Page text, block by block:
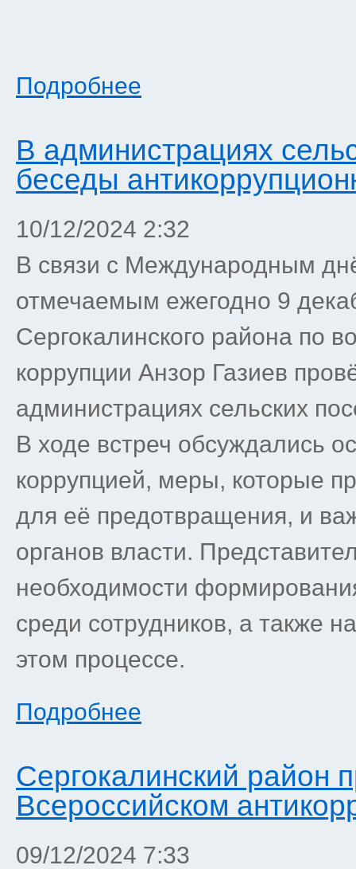
Подробнее
В администрациях
беседы
10/12/2024 2:32
В связи с Международным
отмечаемым ежегодно 9
Сергокалинского района по
коррупции Анзор Газиев
администрациях сельских
В ходе встреч обсуждались
коррупцией, меры, которые
для её предотвращения, и
органов власти.
необходимости
среди сотрудников, а также
этом процессе.
Подробнее
Сергокалинский район
Всероссийском
09/12/2024 7:33